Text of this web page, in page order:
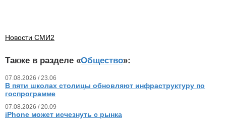
Новости СМИ2
Также в разделе «Общество»:
07.08.2026 / 23.06
В пяти школах столицы обновляют инфраструктуру по
госпрограмме
07.08.2026 / 20.09
iPhone может исчезнуть с рынка